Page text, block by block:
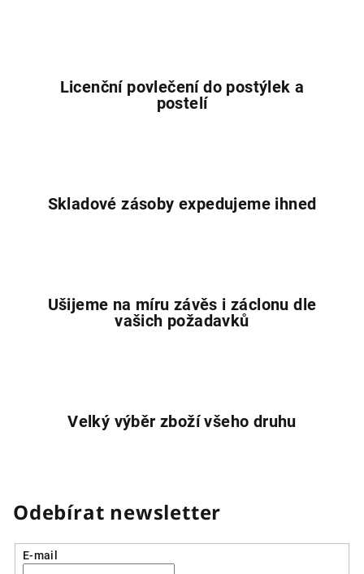
í
p
ý
Licenční povlečení do postýlek a
postelí
Skladové zásoby expedujeme ihned
Ušijeme na míru závěs i záclonu dle
vašich požadavků
Velký výběr zboží všeho druhu
Odebírat newsletter
E-mail